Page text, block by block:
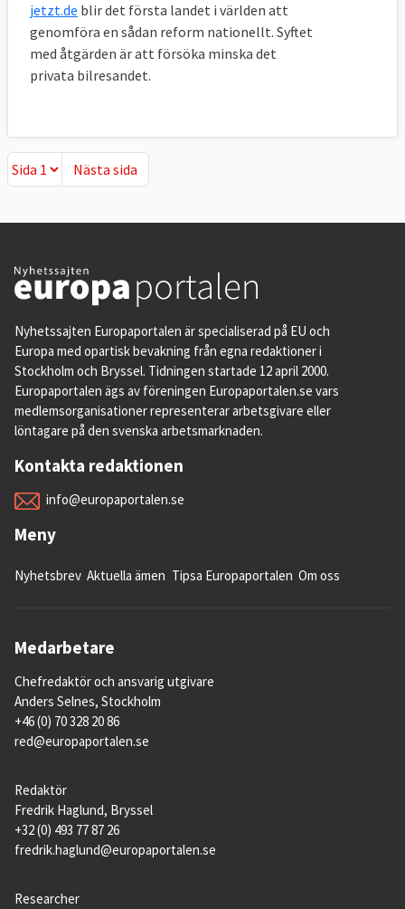
jetzt.de blir det första landet i världen att
genomföra en sådan reform nationellt. Syftet
med åtgärden är att försöka minska det
privata bilresandet.
Nästa sida
Nästa sida
Nyhetssajten Europaportalen är specialiserad på EU och
Europa med opartisk bevakning från egna redaktioner i
Stockholm och Bryssel. Tidningen startade 12 april 2000.
Europaportalen ägs av föreningen Europaportalen.se vars
medlemsorganisationer representerar arbetsgivare eller
löntagare på den svenska arbetsmarknaden.
Kontakta redaktionen
info@europaportalen.se
Meny
Nyhetsbrev Aktuella ämen Tipsa Europaportalen Om oss
Medarbetare
Chefredaktör och ansvarig utgivare
Anders Selnes, Stockholm
+46 (0) 70 328 20 86
red@europaportalen.se
Redaktör
Fredrik Haglund, Bryssel
+32 (0) 493 77 87 26
fredrik.haglund@europaportalen.se
Researcher